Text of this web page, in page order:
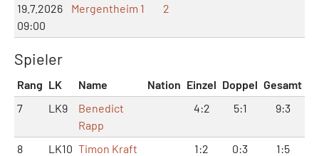
19.7.2026
09:00
Mergentheim 1
2
Spieler
Rang LK Name Nation Einzel Doppel Gesamt
7
LK9
Benedict
Rapp
4:2 5:1 9:3
8 LK10 Timon Kraft 1:2 0:3
1:5